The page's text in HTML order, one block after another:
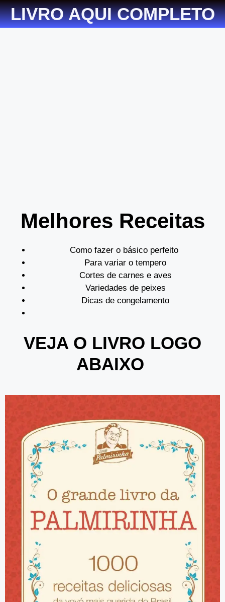
LIVRO AQUI COMPLETO
Melhores Receitas
Como fazer o básico perfeito
Para variar o tempero
Cortes de carnes e aves
Variedades de peixes
Dicas de congelamento
VEJA O LIVRO LOGO
ABAIXO